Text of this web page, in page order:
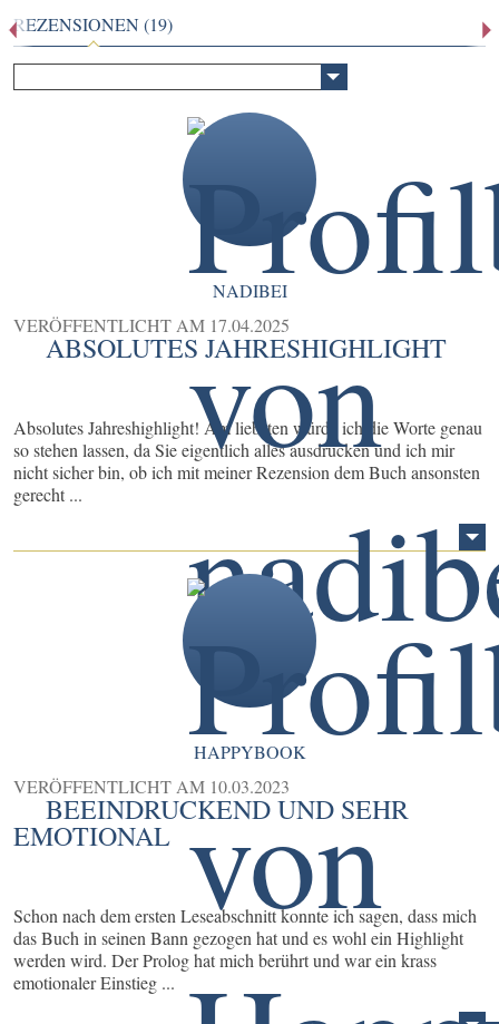
REZENSIONEN (19)
NADIBEI
VERÖFFENTLICHT AM 17.04.2025
ABSOLUTES JAHRESHIGHLIGHT
Absolutes Jahreshighlight! Am liebsten würde ich die Worte genau
so stehen lassen, da Sie eigentlich alles ausdrücken und ich mir
nicht sicher bin, ob ich mit meiner Rezension dem Buch ansonsten
gerecht ...
HAPPYBOOK
VERÖFFENTLICHT AM 10.03.2023
BEEINDRUCKEND UND SEHR
EMOTIONAL
Schon nach dem ersten Leseabschnitt konnte ich sagen, dass mich
das Buch in seinen Bann gezogen hat und es wohl ein Highlight
werden wird. Der Prolog hat mich berührt und war ein krass
emotionaler Einstieg ...